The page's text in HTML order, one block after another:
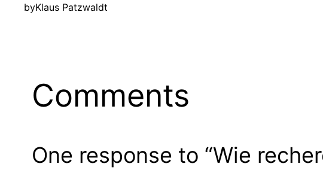
byKlaus Patzwaldt
Comments
One response to “Wie